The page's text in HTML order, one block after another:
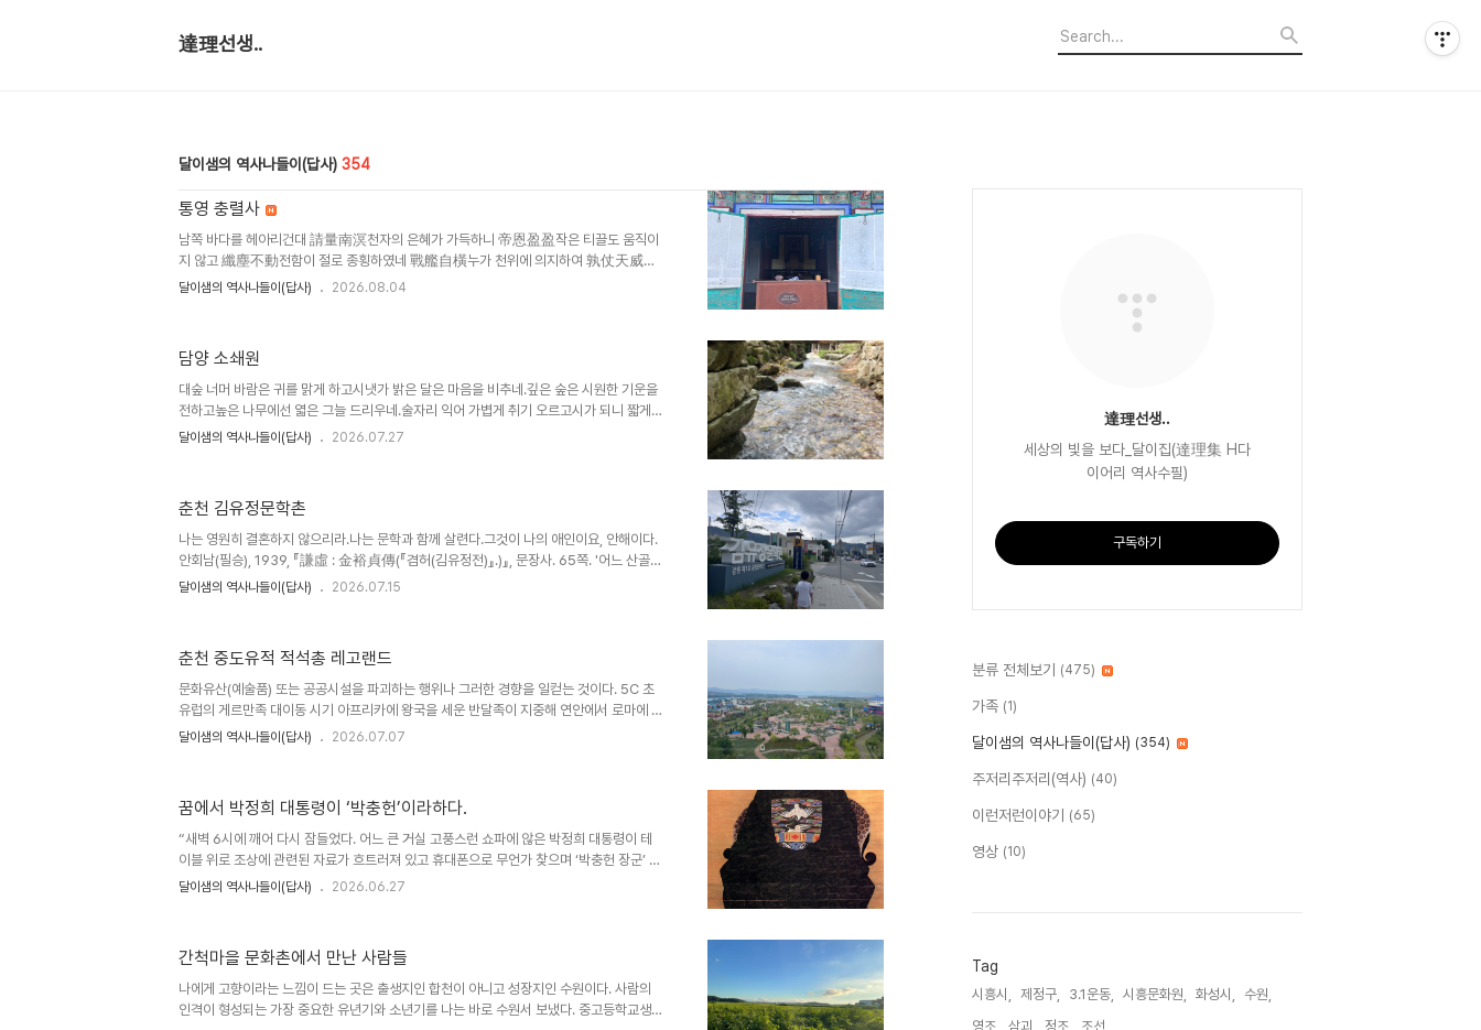
達理선생..
달이샘의 역사나들이(답사) 354
통영 충렬사
남쪽 바다를 헤아리건대 請量南溟천자의 은혜가 가득하니 帝恩盈盈작은 티끌도 움직이
지 않고 纖塵不動전함이 절로 종횡하였네 戰艦自橫누가 천위에 의지하여 孰仗天威길
이 동토를 안정되게 하였던가 永奠東土시기에 응하여 나온 이로 膺期而出충무공이 있었
하니 單車來代경은 당시의 망저군(望諸君)이었네 卿時望諸불탄 나머지를 수습하고 상
처를 싸매고 拾燼裹創다시 회절을 어루만져 再按淮浙성벽에 광채가 더해지니 壁壘增
彩경은 당시의 이광필이었네 卿時光弼종거가 바뀌지 않았기에 鐘簴不改남녀 백성들이
서..
달이샘의 역사나들이(답사) 2026.08.04
담양 소쇄원
대숲 너머 바람은 귀를 맑게 하고시냇가 밝은 달은 마음을 비추네.깊은 숲은 시원한 기운을
전하고높은 나무에선 엷은 그늘 드리우네.술자리 익어 가볍게 취기 오르고시가 되니 짧게
노래 하네.한 밤중에 간간이 들려오는 소리피눈물 자아내는 소쩍새 아닌가!​竹外風淸耳溪
김인후의 즉석시다. 이 장소가 담양 소쇄원이다. 흔히 정암 조광조와 기묘사림 양산보의 이
야기는 몰라도 대나무숲과 시원 차게 떨어지는 계곡 물사위, 그리고 작은 정자들이 어우러
진 풍광이 세속에 쪄든 우리에게 너무도 유명하다. ..
달이샘의 역사나들이(답사) 2026.07.27
춘천 김유정문학촌
나는 영원히 결혼하지 않으리라.나는 문학과 함께 살련다.그것이 나의 애인이요, 안해이다.
안회남(필승), 1939, 『謙虛 : 金裕貞傳(『겸허(김유정전)』.)』, 문장사. 65쪽. '어느 산골
소년의 슬픈 사랑 얘기~ ’ 먼저 ‘산골 소년’으로 말한 이는 개화당의 영수 고균 김옥균(古筠
서정적인 가슴앓이를 하였다. 이루지 못한 사랑으로 아팠고(박록주, 박봉자), 실제 어려서부
터 병약하여 가까이한 끽연으로 골초 되어 가뜩이나 약한 가슴, 폐병(..
달이샘의 역사나들이(답사) 2026.07.15
춘천 중도유적 적석총 레고랜드
문화유산(예술품) 또는 공공시설을 파괴하는 행위나 그러한 경향을 일컫는 것이다. 5C 초
유럽의 게르만족 대이동 시기 아프리카에 왕국을 세운 반달족이 지중해 연안에서 로마에 이
르는 지역까지 약탈과 파괴를 거듭한데서 유래한 것이다. 현대 최악의 반달리즘 사례는
문화유산에 대한 근본 문제가 사회적으로 제기된적이 있다. 특히 반달리즘(Vandalism, 문
화재, 문화적 예술품, 종교 시설, 넓게 보면 타인의 재산 등을 파괴, 훼손 행위)으로 규탄되..
달이샘의 역사나들이(답사) 2026.07.07
꿈에서 박정희 대통령이 ‘박충헌’이라하다.
“새벽 6시에 깨어 다시 잠들었다. 어느 큰 거실 고풍스런 쇼파에 않은 박정희 대통령이 테
이블 위로 조상에 관련된 자료가 흐트러져 있고 휴대폰으로 무언가 찾으며 ‘박충헌 장군’ 이
라하였다. 돕고 싶은 맘에 얼른 휴대폰을 들어 검색하려는데 휴대폰 화면이 이지러져 몇 번
는데, 박충헌을 검색하니 암행어사로 유명한 박문수朴文秀, 1691~1756)가 나오고 그의
시호가 ‘충헌(忠憲)’임을 알았다. “참 기이하다.” 박문수는 박정희 대통령의 방계 선조가..
달이샘의 역사나들이(답사) 2026.06.27
간척마을 문화촌에서 만난 사람들
나에게 고향이라는 느낌이 드는 곳은 출생지인 합천이 아니고 성장지인 수원이다. 사람의
인격이 형성되는 가장 중요한 유년기와 소년기를 나는 바로 수원서 보냈다. 중고등학교생으
達理선생..
세상의 빛을 보다_달이집(達理集 H다
이어리 역사수필)
구독하기
분류 전체보기 (475)
가족 (1)
달이샘의 역사나들이(답사) (354)
주저리주저리(역사) (40)
이런저런이야기 (65)
영상 (10)
Tag
시흥시, 제정구, 3.1운동, 시흥문화원, 화성시,
수원,
영조,
삼괴, 정조, 조선,